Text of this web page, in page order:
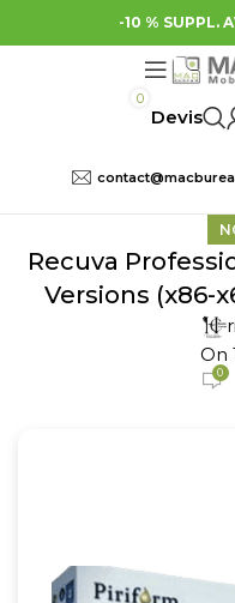
-10 % SUPPL.
0
Recuva
Versions (x86-
On
0